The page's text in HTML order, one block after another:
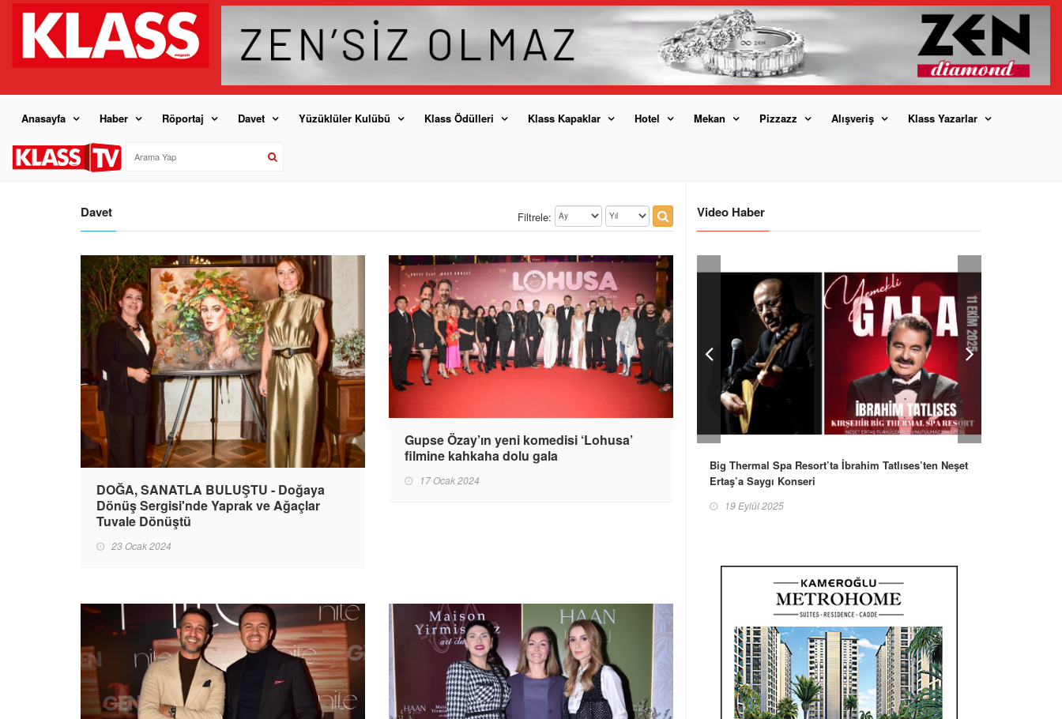
Anasayfa Haber Röportaj Davet Yüzüklüler Kulübü Klass Ödülleri Klass Kapaklar Hotel Mekan Pizzazz Alışveriş Klass Yazarlar
Davet Filtrele:
DOĞA, SANATLA BULUŞTU - Doğaya
Dönüş Sergisi'nde Yaprak ve Ağaçlar
Tuvale Dönüştü
23 Ocak 2024
Gupse Özay’ın yeni komedisi ‘Lohusa’
filmine kahkaha dolu gala
17 Ocak 2024
Video Haber
Big Thermal Spa Resort’ta İbrahim Tatlıses’ten Neşet
Ertaş’a Saygı Konseri
19 Eylül 2025